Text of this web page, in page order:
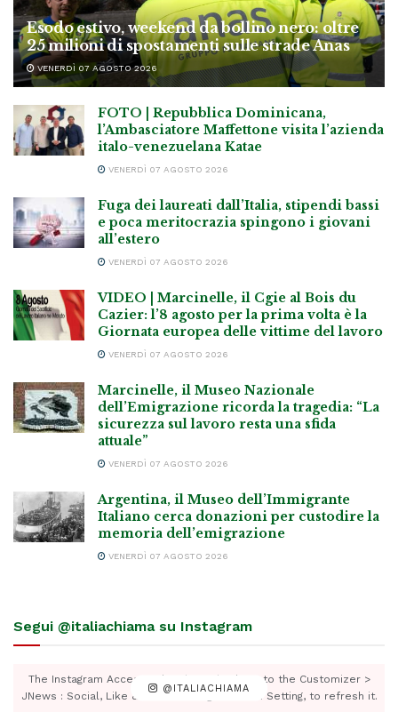
Esodo estivo, weekend da bollino nero: oltre
25 milioni di spostamenti sulle strade Anas
VENERDÌ 07 AGOSTO 2026
FOTO | Repubblica Dominicana,
l’Ambasciatore Maffettone visita l’azienda
italo-venezuelana Katae
VENERDÌ 07 AGOSTO 2026
Fuga dei laureati dall’Italia, stipendi bassi
e poca meritocrazia spingono i giovani
all’estero
VENERDÌ 07 AGOSTO 2026
VIDEO | Marcinelle, il Cgie al Bois du
Cazier: l’8 agosto per la prima volta è la
Giornata europea delle vittime del lavoro
VENERDÌ 07 AGOSTO 2026
Marcinelle, il Museo Nazionale
dell’Emigrazione ricorda la tragedia: “La
sicurezza sul lavoro resta una sfida
attuale”
VENERDÌ 07 AGOSTO 2026
Argentina, il Museo dell’Immigrante
Italiano cerca donazioni per custodire la
memoria dell’emigrazione
VENERDÌ 07 AGOSTO 2026
Segui @italiachiama su Instagram
@ITALIACHIAMA
The Instagram Access Token is expired, Go to the Customizer >
JNews : Social, Like & View > Instagram Feed Setting, to refresh it.